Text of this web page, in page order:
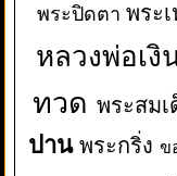
พระปิดตา พระ
หลวงพ่อเงิ
ทวด พระสม
ปาน พระกริ่ง ข